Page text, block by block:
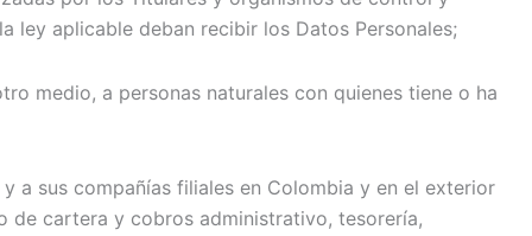
ley aplicable deban recibir los Datos Personales;
medio, a personas naturales con quienes tiene o ha
a sus compañías filiales en Colombia y en el exterior
de cartera y cobros administrativo, tesorería,